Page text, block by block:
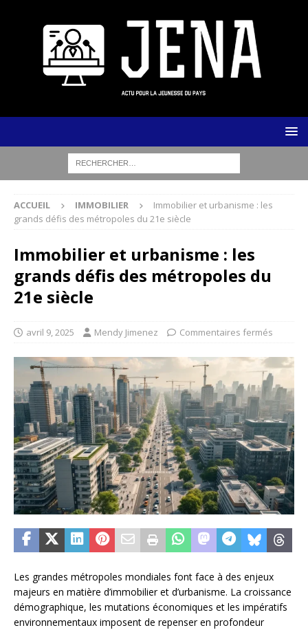
ACCUEIL IMMOBILIER
Immobilier et urbanisme : les
grands défis des métropoles du 21e siècle
Immobilier et urbanisme : les
grands défis des métropoles du
21e siècle
avril 9, 2025 Mendy Jimenez Commentaires fermés
Les grandes métropoles mondiales font face à des enjeux
majeurs en matière d’immobilier et d’urbanisme. La croissance
démographique, les mutations économiques et les impératifs
environnementaux imposent de repenser en profondeur